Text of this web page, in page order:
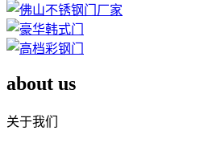
about us
关于我们